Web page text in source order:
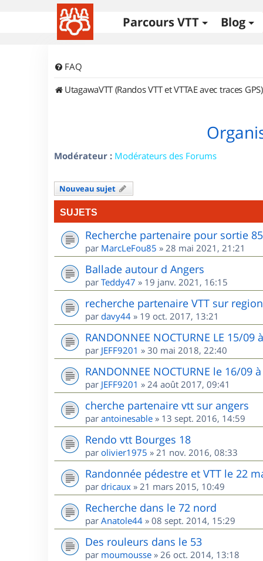
Parcours VTT Blog
FAQ
UtagawaVTT (Randos VTT et VTTAE avec traces GPS)
Modérateur : Modérateurs des Forums
Nouveau sujet
SUJETS
Recherche partenaire pour sortie
par MarcLeFou85 » 28 mai 2021, 21:21
Ballade autour d Angers
par Teddy47 » 19 janv. 2021, 16:15
recherche partenaire VTT sur
par davy44 » 19 oct. 2017, 13:21
RANDONNEE NOCTURNE LE 15/09
par JEFF9201 » 30 mai 2018, 22:40
RANDONNEE NOCTURNE le 16/09
par JEFF9201 » 24 août 2017, 09:41
cherche partenaire vtt sur angers
par antoinesable » 13 sept. 2016, 14:59
Rendo vtt Bourges 18
par olivier1975 » 21 nov. 2016, 08:33
Randonnée pédestre et VTT le 22
par dricaux » 21 mars 2015, 10:49
Recherche dans le 72 nord
par Anatole44 » 08 sept. 2014, 15:29
Des rouleurs dans le 53
par moumousse » 26 oct. 2014, 13:18